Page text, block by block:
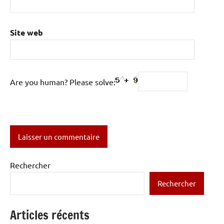
Site web
Are you human? Please solve:
Rechercher
Rechercher
Articles récents